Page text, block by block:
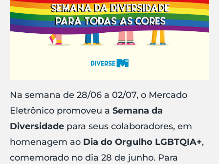
Na semana de 28/06 a 02/07, o Mercado
Eletrônico promoveu a Semana da
Diversidade para seus colaboradores, em
homenagem ao Dia do Orgulho LGBTQIA+,
comemorado no dia 28 de junho. Para